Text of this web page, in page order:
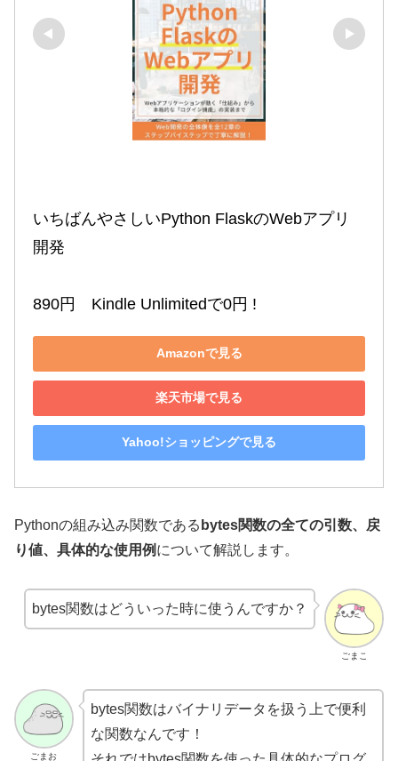
いちばんやさしいPython FlaskのWebアプリ
開発
890円　Kindle Unlimitedで0円 !
Amazonで見る
楽天市場で見る
Yahoo!ショッピングで見る
Pythonの組み込み関数である bytes関数の全ての引数、戻
り値、具体的な使用例 について解説します。
ごまこ
bytes関数はどういった時に使うんですか？
ごまお
bytes関数はバイナリデータを扱う上で便利
な関数なんです！